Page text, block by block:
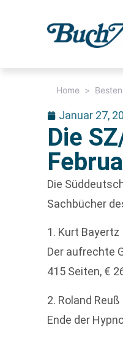
Home >
Januar 27,
Die
Die
Sachbücher
1. Kurt Bayertz
Der aufrechte
415 Seiten, €
2. Roland Reuß
Ende der